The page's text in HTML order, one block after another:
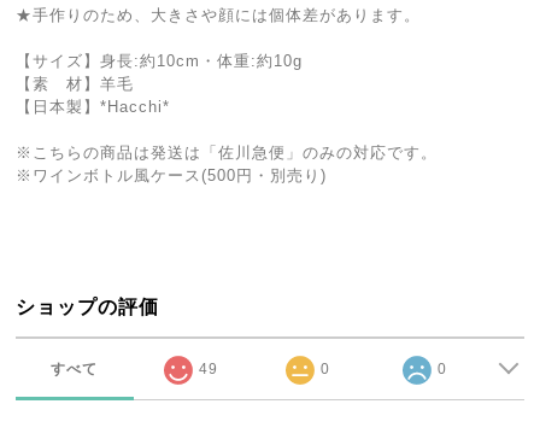
★手作りのため、大きさや顔には個体差があります。
【サイズ】身長:約10cm・体重:約10g
【素 材】羊毛
【日本製】*Hacchi*
※こちらの商品は発送は「佐川急便」のみの対応です。
※ワインボトル風ケース(500円・別売り)
ショップの評価
すべて 49 0 0